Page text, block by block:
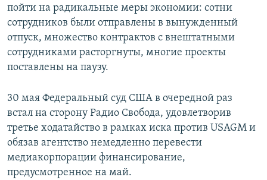
пойти на радикальные меры экономии: сотни
сотрудников были отправлены в вынужденный
отпуск, множество контрактов с внештатными
сотрудниками расторгнуты, многие проекты
поставлены на паузу.
30 мая Федеральный суд США в очередной раз
встал на сторону Радио Свобода, удовлетворив
третье ходатайство в рамках иска против USAGM и
обязав агентство немедленно перевести
медиакорпорации финансирование,
предусмотренное на май.